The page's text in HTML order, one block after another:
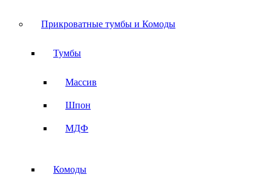
Прикроватные тумбы и Комоды
Тумбы
Массив
Шпон
МДФ
Комоды